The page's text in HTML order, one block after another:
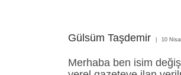
Gülsüm Taşdemir 10
Merhaba ben isim